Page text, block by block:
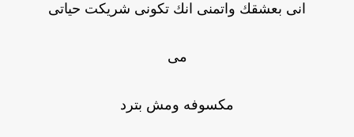
انى بعشقك واتمنى انك تكونى شريكت حياتى
مى
مكسوفه ومش بترد